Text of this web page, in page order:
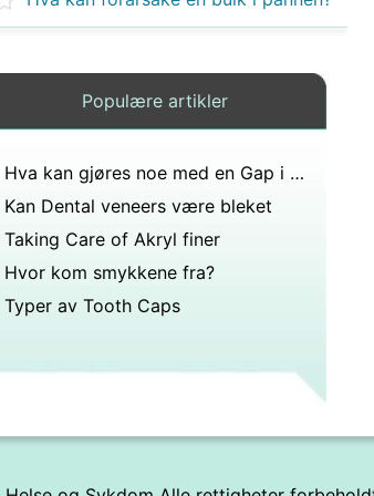
Populære artikler
Hva kan gjøres noe med en Gap i finer på fortennene
Kan Dental veneers være bleket
Taking Care of Akryl finer
Hvor kom smykkene fra?
Typer av Tooth Caps